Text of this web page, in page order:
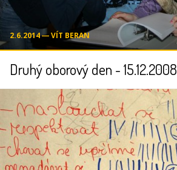
2.6.2014 ― VÍT BERAN
Druhý oborový den - 15.12.2008